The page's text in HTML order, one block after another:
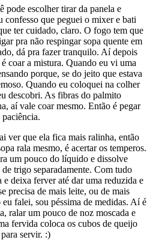
pode escolher tirar da panela e
que peguei o mixer e bati
ter cuidado, claro. O fogo tem que
pra não respingar sopa quente em
dá pra fazer tranquilo. Aí depois
coar a mistura. Quando eu vi uma
porque, se do jeito que estava
Quando eu coloquei na colher
descobri. As fibras do palmito
aí vale coar mesmo. Então é pegar
ver que ela fica mais ralinha, então
rala mesmo, é acertar os temperos.
um pouco do líquido e dissolve
trigo separadamente. Com tudo
deixa ferver até dar uma reduzida e
precisa de mais leite, ou de mais
falei, sou péssima de medidas. Aí é
ralar um pouco de noz moscada e
fervida coloca os cubos de queijo
servir. :)